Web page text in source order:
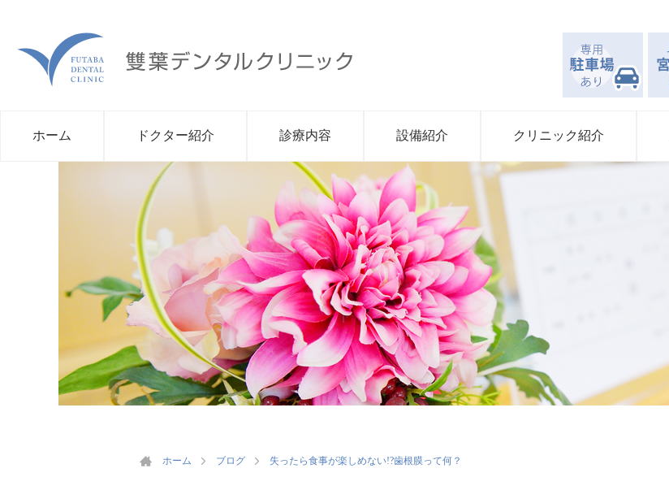
ホーム ドクター紹介 診療内容 設備紹介 クリニック紹介
ホーム ブログ 失ったら食事が楽しめない!?歯根膜って何？